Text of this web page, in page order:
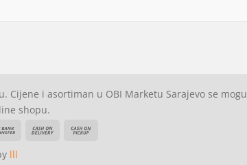
Cijene i asortiman u OBI Marketu Sarajevo se mogu
shopu.
Bank
Cash
lll